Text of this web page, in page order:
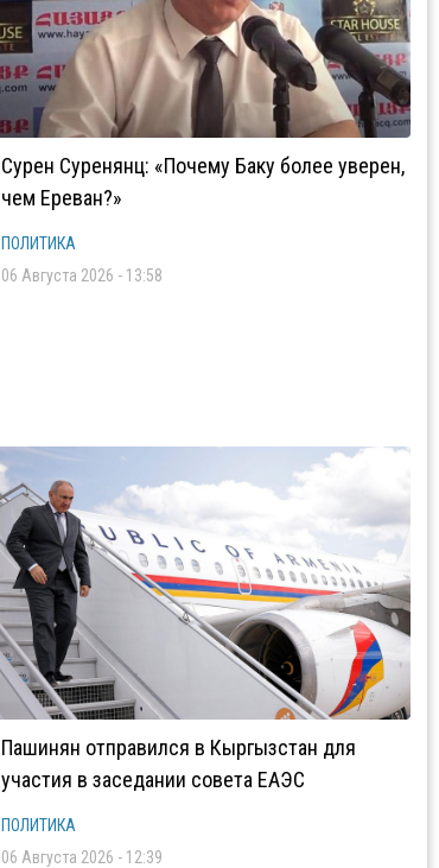
Сурен Суренянц: «Почему Баку более уверен,
чем Ереван?»
ПОЛИТИКА
06 Августа 2026 - 13:58
Пашинян отправился в Кыргызстан для
участия в заседании совета ЕАЭС
ПОЛИТИКА
06 Августа 2026 - 12:39